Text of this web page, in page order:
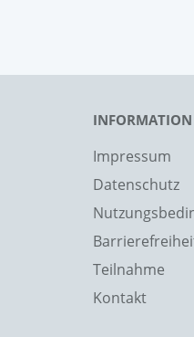
INFORMATION
Impressum
Datenschutz
Teilnahme
Kontakt